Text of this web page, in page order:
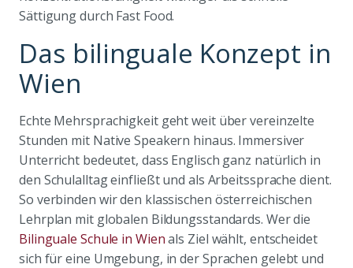
Sättigung durch Fast Food.
Das bilinguale Konzept in
Wien
Echte Mehrsprachigkeit geht weit über vereinzelte
Stunden mit Native Speakern hinaus. Immersiver
Unterricht bedeutet, dass Englisch ganz natürlich in
den Schulalltag einfließt und als Arbeitssprache dient.
So verbinden wir den klassischen österreichischen
Lehrplan mit globalen Bildungsstandards. Wer die
Bilinguale Schule in Wienals Ziel wählt, entscheidet
sich für eine Umgebung, in der Sprachen gelebt und